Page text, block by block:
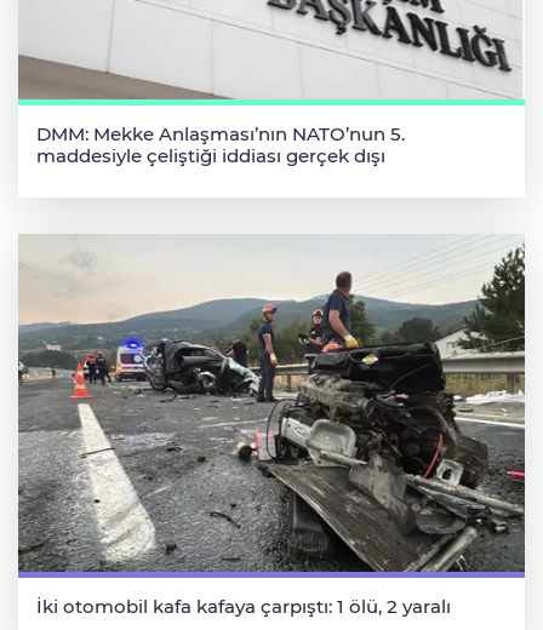
DMM: Mekke Anlaşması’nın NATO’nun 5.
maddesiyle çeliştiği iddiası gerçek dışı
İki otomobil kafa kafaya çarpıştı: 1 ölü, 2 yaralı